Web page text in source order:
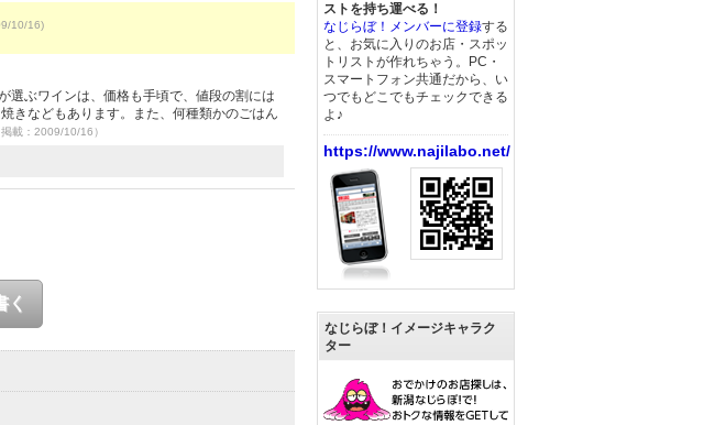
10/16)
選ぶワインは、価格も手頃で、値段の割には
きなどもあります。また、何種類かのごはん
載：2009/10/16）
く
ストを持ち運べる！
なじらぼ！メンバーに登録する
と、お気に入りのお店・スポッ
トリストが作れちゃう。PC・
スマートフォン共通だから、い
つでもどこでもチェックできる
よ♪
https://www.najilabo.net/
なじらぼ！イメージキャラク
ター